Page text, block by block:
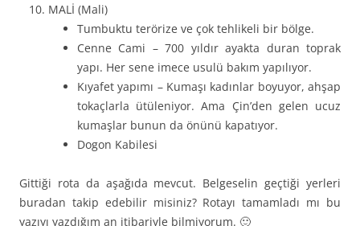
MALİ (Mali)
Tumbuktu terörize ve çok tehlikeli bir bölge.
Cenne Cami – 700 yıldır ayakta duran toprak
yapı. Her sene imece usulü bakım yapılıyor.
Kıyafet yapımı – Kumaşı kadınlar boyuyor, ahşap
tokaçlarla ütüleniyor. Ama Çin’den gelen ucuz
kumaşlar bunun da önünü kapatıyor.
Dogon Kabilesi
Gittiği rota da aşağıda mevcut. Belgeselin geçtiği yerleri
buradan takip edebilir misiniz? Rotayı tamamladı mı bu
yazıyı yazdığım an itibariyle bilmiyorum. 🙂